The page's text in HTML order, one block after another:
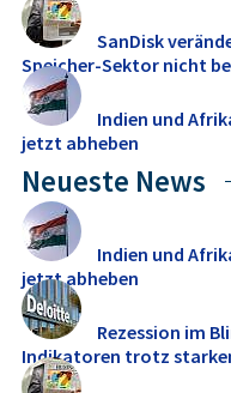
SanDisk
Speicher-Sektor nicht
Indien und
jetzt abheben
Neueste News
Indien und
jetzt abheben
Rezession im
Indikatoren trotz